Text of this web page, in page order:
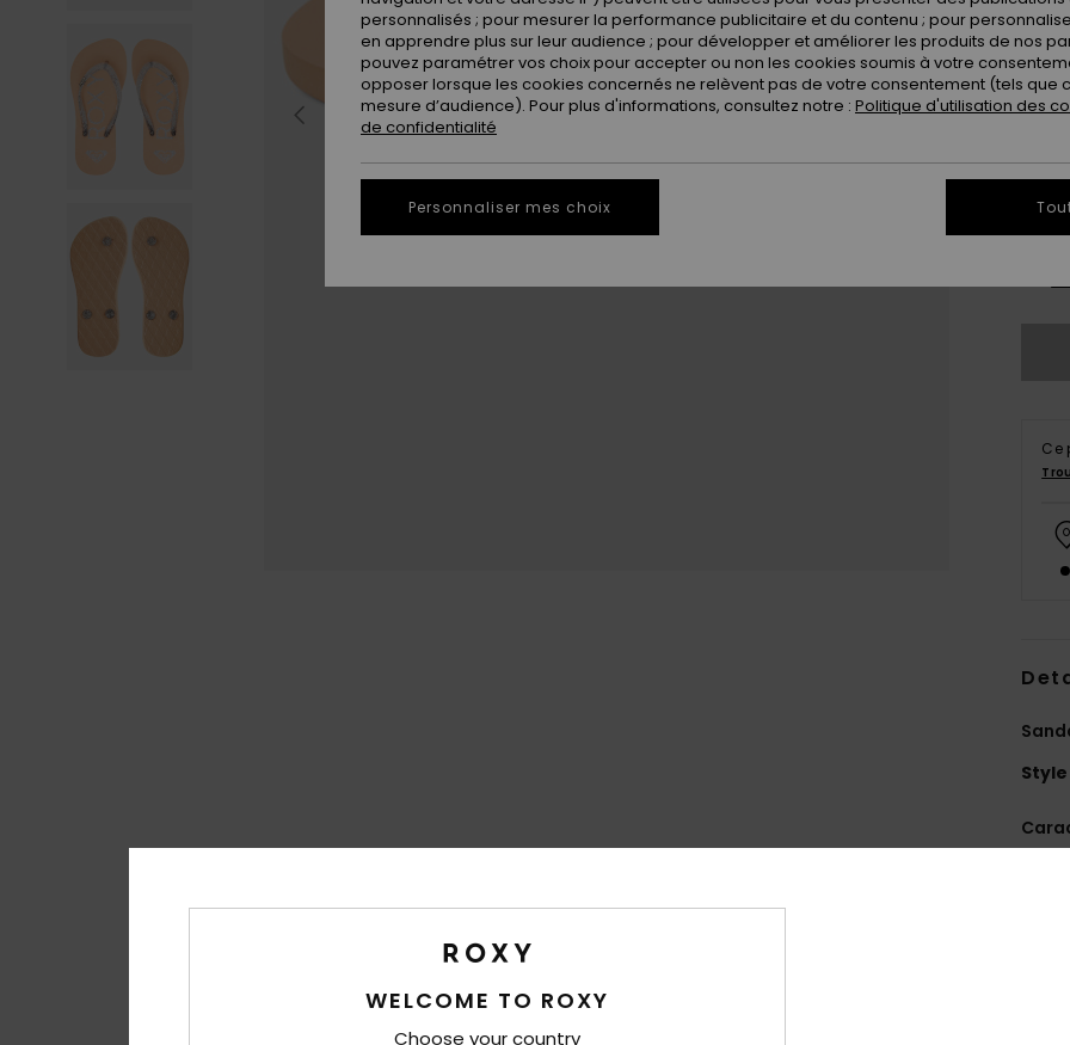
28
Ce
Style
WELCOME TO ROXY
Choose your country
personnalisés ; pour mesurer la performance publicitaire et du contenu ; pour
en apprendre plus sur leur audience ; pour développer et améliorer les produits de nos
pouvez paramétrer vos choix pour accepter ou non les cookies soumis à votre
opposer lorsque les cookies concernés ne relèvent pas de votre consentement (tels que
mesure d’audience). Pour plus d'informations, consultez notre : Politique d'utilisation des
de confidentialité
Personnaliser mes choix